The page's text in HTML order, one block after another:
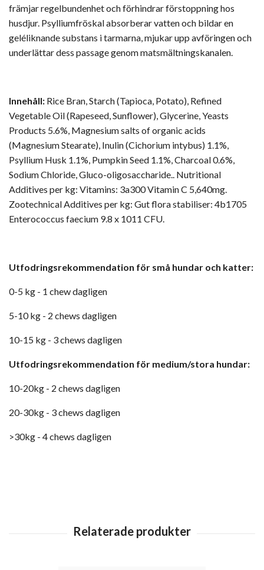
främjar regelbundenhet och förhindrar förstoppning hos
husdjur. Psylliumfröskal absorberar vatten och bildar en
geléliknande substans i tarmarna, mjukar upp avföringen och
underlättar dess passage genom matsmältningskanalen.
Innehåll: Rice Bran, Starch (Tapioca, Potato), Refined
Vegetable Oil (Rapeseed, Sunflower), Glycerine, Yeasts
Products 5.6%, Magnesium salts of organic acids
(Magnesium Stearate), Inulin (Cichorium intybus) 1.1%,
Psyllium Husk 1.1%, Pumpkin Seed 1.1%, Charcoal 0.6%,
Sodium Chloride, Gluco-oligosaccharide.. Nutritional
Additives per kg: Vitamins: 3a300 Vitamin C 5,640mg.
Zootechnical Additives per kg: Gut flora stabiliser: 4b1705
Enterococcus faecium 9.8 x 1011 CFU.
Utfodringsrekommendation för små hundar och katter:
0-5 kg - 1 chew dagligen
5-10 kg - 2 chews dagligen
10-15 kg - 3 chews dagligen
Utfodringsrekommendation för medium/stora hundar:
10-20kg - 2 chews dagligen
20-30kg - 3 chews dagligen
>30kg - 4 chews dagligen